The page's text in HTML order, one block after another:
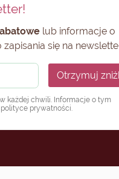
lub informacje o
się na
Otrzymuj
każdej chwili. Informacje o tym
polityce prywatności.